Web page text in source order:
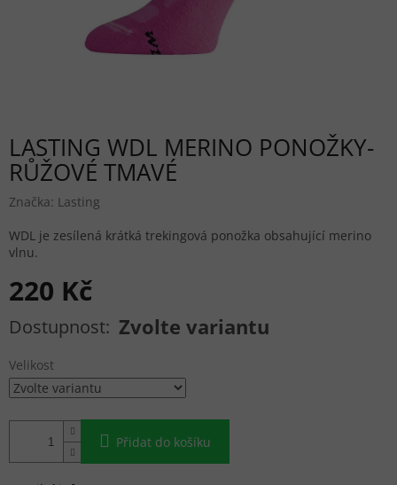
LASTING WDL MERINO PONOŽKY-
RŮŽOVÉ TMAVÉ
Značka: Lasting
220 Kč
Měrná cena: Zvolte variantu
Velikost
Přidat do košíku
WDL je zesílená krátká trekingová ponožka obsahující merino
vlnu.